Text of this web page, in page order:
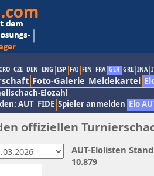
CZE DEN ENG ESP FAI FIN FRA GER GRE INA
Foto-Galerie Meldekartei
Elozahl
AUT FIDE Spieler anmelden Elo
offiziellen
AUT-Elolisten
10.879